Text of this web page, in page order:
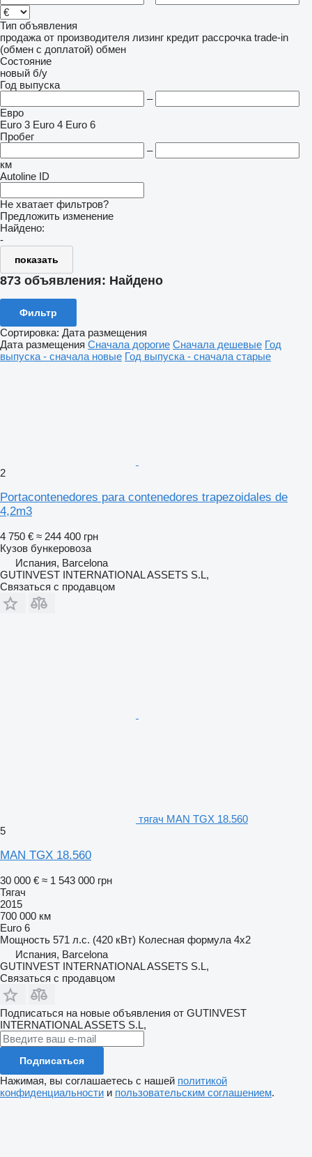
Тип объявления
продажа от производителя лизинг кредит рассрочка trade-in
(обмен с доплатой) обмен
Состояние
новый б/у
Год выпуска
–
Евро
Euro 3 Euro 4 Euro 6
Пробег
–
км
Autoline ID
Не хватает фильтров?
Предложить изменение
Найдено:
-
показать
873 объявления: Найдено
Фильтр
Сортировка: Дата размещения
Дата размещения Сначала дорогие Сначала дешевые Год
выпуска - сначала новые Год выпуска - сначала старые
2
Portacontenedores para contenedores trapezoidales de
4,2m3
4 750 € ≈ 244 400 грн
Кузов бункеровоза
Испания, Barcelona
GUTINVEST INTERNATIONAL ASSETS S.L,
Связаться с продавцом
тягач MAN TGX 18.560
5
MAN TGX 18.560
30 000 € ≈ 1 543 000 грн
Тягач
2015
700 000 км
Euro 6
Мощность 571 л.с. (420 кВт) Колесная формула 4x2
Испания, Barcelona
GUTINVEST INTERNATIONAL ASSETS S.L,
Связаться с продавцом
Подписаться на новые объявления от GUTINVEST
INTERNATIONAL ASSETS S.L,
Подписаться
Нажимая, вы соглашаетесь с нашей политикой
конфиденциальности и пользовательским соглашением.